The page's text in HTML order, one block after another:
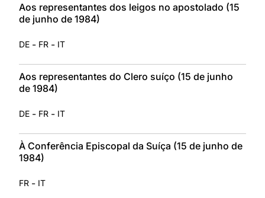
Aos representantes dos leigos no apostolado (15
de junho de 1984)
DE - FR - IT
Aos representantes do Clero suíço (15 de junho
de 1984)
DE - FR - IT
À Conferência Episcopal da Suíça (15 de junho de
1984)
FR - IT